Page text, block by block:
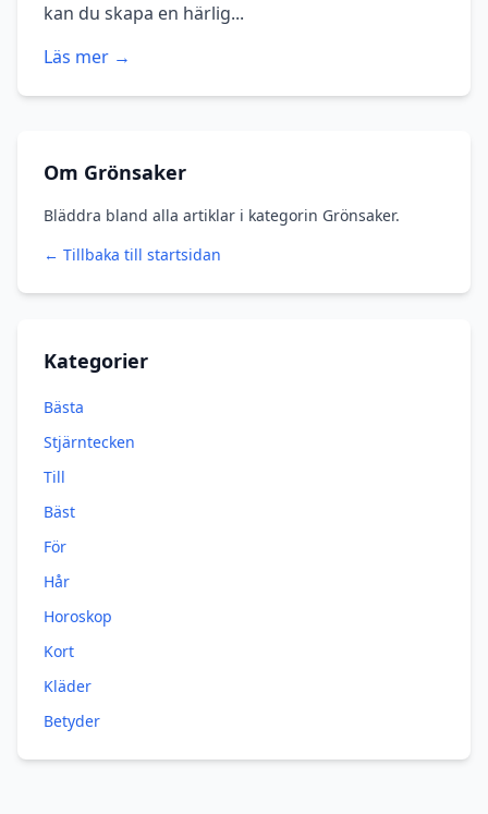
kan du skapa en härlig...
Läs mer →
Om Grönsaker
Bläddra bland alla artiklar i kategorin Grönsaker.
← Tillbaka till startsidan
Kategorier
Bästa
Stjärntecken
Till
Bäst
För
Hår
Horoskop
Kort
Kläder
Betyder